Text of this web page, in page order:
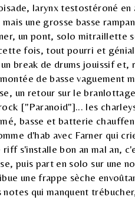
larynx testostéroné
une grosse basse
un pont, solo mitraillette
fois, tout pourri et
break de drums jouissif et,
de basse
un retour sur le
["Paranoid"]... les
basse et batterie
d'hab avec Farner qui
s'installe bon an mal an,
puis part en solo sur une
une frappe sèche
notes qui manquent